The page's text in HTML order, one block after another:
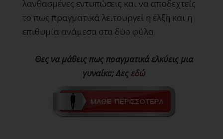
λανθασμένες εντυπώσεις και να αποδεχτείς
το πως πραγματικά λειτουργεί η έλξη και η
επιθυμία ανάμεσα στα δύο φύλα.
Θες να μάθεις πως πραγματικά ελκύεις μια
γυναίκα; Δες εδώ